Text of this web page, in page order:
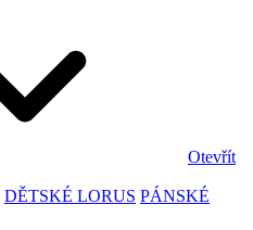
Otevřít
DĚTSKÉ LORUS PÁNSKÉ